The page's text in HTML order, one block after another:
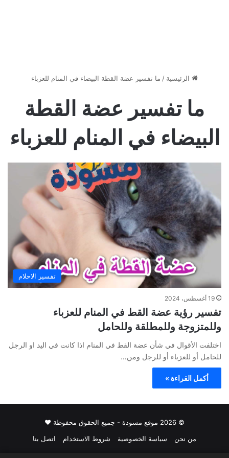
الرئيسية / ما تفسير عضة القطة البيضاء في المنام للعزباء
ما تفسير عضة القطة
البيضاء في المنام للعزباء
تفسير الاحلام
19 أغسطس، 2024
تفسير رؤية عضة القط في المنام للعزباء
وللمتزوجة وللمطلقة وللحامل
اختلفت الأقوال في شأن عضة القط في المنام اذا كانت في اليد او الرجل
للحامل أو للعزباء أو للرجل ومن…
أكمل القراءة »
© 2026 موقع مسودة - جميع الحقوق محفوظة ♥
من نحن
سياسة الخصوصية شروط الاستخدام اتصل بنا